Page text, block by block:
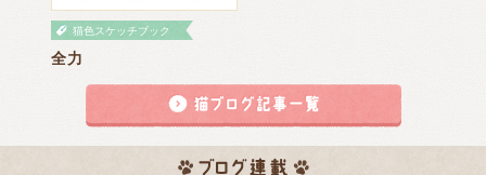
猫色スケッチブック
全力